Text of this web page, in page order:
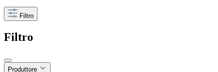
Filtro
Filtro
Produttore